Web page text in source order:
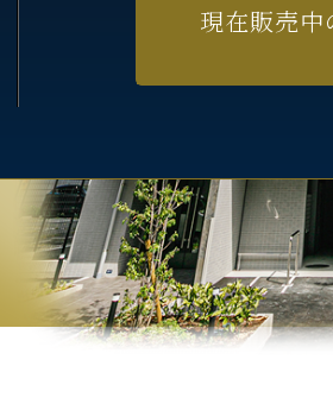
現在販売中